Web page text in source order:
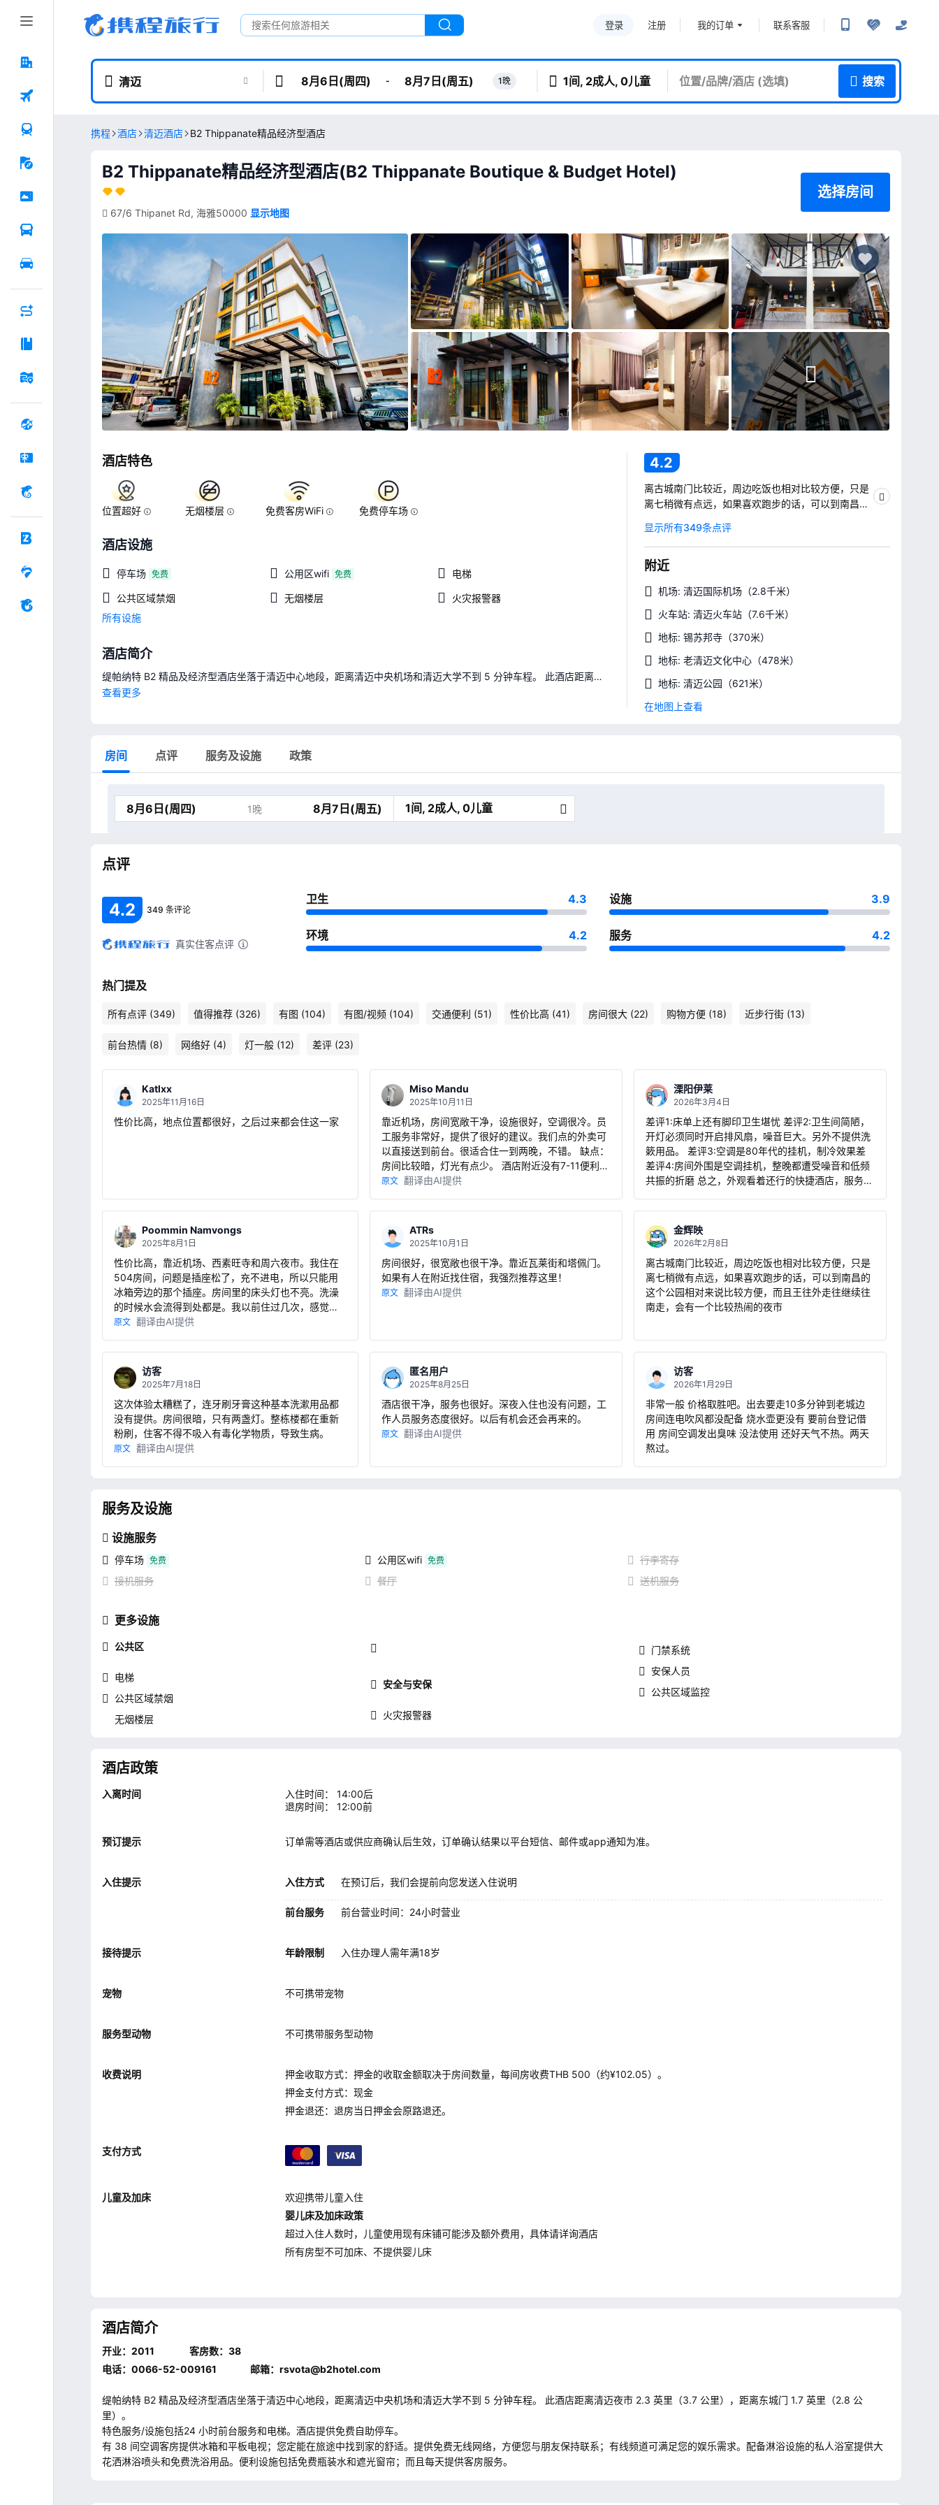
登录 注册 我的订单 联系客服
清迈
8月6日(周四)
-
8月7日(周五)
1晚 1间, 2成人, 0儿童 搜索
携程 酒店 清迈酒店 B2 Thippanate精品经济型酒店
B2 Thippanate精品经济型酒店(B2 Thippanate Boutique & Budget Hotel)
67/6 Thipanet Rd, 海雅50000 显示地图
选择房间
酒店特色
位置超好 无烟楼层 免费客房WiFi 免费停车场
酒店设施
停车场 免费 公用区wifi 免费 电梯
公共区域禁烟 无烟楼层
火灾报警器
所有设施
酒店简介
缇帕纳特 B2 精品及经济型酒店坐落于清迈中心地段，距离清迈中央机场和清迈大学不到 5 分钟车程。 此酒店距离清
迈夜市 2.3 英里（3.7 公里），距离东城门 1.7 英里（2.8 公里）。
查看更多
4.2
离古城南门比较近，周边吃饭也相对比较方便，只是
离七稍微有点远，如果喜欢跑步的话，可以到南昌的
南走，会有一个比较热闹的夜市
显示所有349条点评
附近
机场: 清迈国际机场 （2.8千米）
火车站: 清迈火车站 （7.6千米）
地标: 锡苏邦寺 （370米）
地标: 老清迈文化中心 （478米）
地标: 清迈公园 （621米）
在地图上查看
房间 点评 服务及设施 政策
1晚 1间, 2成人, 0儿童
点评
4.2 349 条评论
真实住客点评
卫生 4.3 设施 3.9
环境 4.2 服务 4.2
热门提及
所有点评 (349) 值得推荐 (326) 有图 (104) 有图/视频 (104) 交通便利 (51) 性价比高 (41) 房间很大 (22) 购物方便 (18) 近步行街 (13)
前台热情 (8) 网络好 (4) 灯一般 (12) 差评 (23)
Katlxx
2025年11月16日
性价比高，地点位置都很好，之后过来都会住这一家
Miso Mandu
2025年10月11日
靠近机场，房间宽敞干净，设施很好，空调很冷。员
工服务非常好，提供了很好的建议。我们点的外卖可
以直接送到前台。很适合住一到两晚，不错。 缺点：
房间比较暗，灯光有点少。 酒店附近没有7-11便利
店。
原文 翻译由AI提供
溧阳伊莱
2026年3月4日
差评1:床单上还有脚印卫生堪忧 差评2:卫生间简陋，
开灯必须同时开启排风扇，噪音巨大。另外不提供洗
簌用品。 差评3:空调是80年代的挂机，制冷效果差
差评4:房间外围是空调挂机，整晚都遭受噪音和低频
共振的折磨 总之，外观看着还行的快捷酒店，服务设
Poommin Namvongs
2025年8月1日
性价比高，靠近机场、西素旺寺和周六夜市。我住在
504房间，问题是插座松了，充不进电，所以只能用
冰箱旁边的那个插座。房间里的床头灯也不亮。洗澡
的时候水会流得到处都是。我以前住过几次，感觉有
些房间很好，但有些房间确实问题不少。
原文 翻译由AI提供
ATRs
2025年10月1日
房间很好，很宽敞也很干净。靠近瓦莱街和塔佩门。
如果有人在附近找住宿，我强烈推荐这里！
原文 翻译由AI提供
金辉映
2026年2月8日
离古城南门比较近，周边吃饭也相对比较方便，只是
离七稍微有点远，如果喜欢跑步的话，可以到南昌的
这个公园相对来说比较方便，而且王往外走往继续往
南走，会有一个比较热闹的夜市
访客
2025年7月18日
这次体验太糟糕了，连牙刷牙膏这种基本洗漱用品都
没有提供。房间很暗，只有两盏灯。整栋楼都在重新
粉刷，住客不得不吸入有毒化学物质，导致生病。
原文 翻译由AI提供
匿名用户
2025年8月25日
酒店很干净，服务也很好。深夜入住也没有问题，工
作人员服务态度很好。以后有机会还会再来的。
原文 翻译由AI提供
访客
2026年1月29日
非常一般 价格取胜吧。出去要走10多分钟到老城边
房间连电吹风都没配备 烧水壶更没有 要前台登记借
用 房间空调发出臭味 没法使用 还好天气不热。两天
熬过。
服务及设施
设施服务
停车场 免费 公用区wifi 免费
行李寄存
接机服务
餐厅 送机服务
更多设施
公共区
电梯
公共区域禁烟
无烟楼层
安全与安保
火灾报警器
门禁系统
安保人员
公共区域监控
酒店政策
入离时间
入住时间： 14:00后
退房时间： 12:00前
预订提示 订单需等酒店或供应商确认后生效，订单确认结果以平台短信、邮件或app通知为准。
入住提示 入住方式 在预订后，我们会提前向您发送入住说明
前台服务 前台营业时间：24小时营业
接待提示 年龄限制 入住办理人需年满18岁
宠物 不可携带宠物
服务型动物 不可携带服务型动物
收费说明
押金收取方式：押金的收取金额取决于房间数量，每间房收费THB 500（约¥102.05）。
押金支付方式：现金
押金退还：退房当日押金会原路退还。
支付方式
儿童及加床
欢迎携带儿童入住
婴儿床及加床政策
超过入住人数时，儿童使用现有床铺可能涉及额外费用，具体请详询酒店
所有房型不可加床、不提供婴儿床
酒店简介
开业：2011
客房数：38
电话： 0066-52-009161 邮箱： rsvota@b2hotel.com
缇帕纳特 B2 精品及经济型酒店坐落于清迈中心地段，距离清迈中央机场和清迈大学不到 5 分钟车程。 此酒店距离清迈夜市 2.3 英里（3.7 公里），距离东城门 1.7 英里（2.8 公
里）。
特色服务/设施包括24 小时前台服务和电梯。酒店提供免费自助停车。
有 38 间空调客房提供冰箱和平板电视；您定能在旅途中找到家的舒适。提供免费无线网络，方便您与朋友保持联系；有线频道可满足您的娱乐需求。配备淋浴设施的私人浴室提供大
花洒淋浴喷头和免费洗浴用品。便利设施包括免费瓶装水和遮光窗帘；而且每天提供客房服务。